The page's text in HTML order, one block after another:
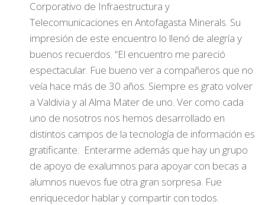
Corporativo de Infraestructura y
Telecomunicaciones en Antofagasta Minerals. Su
impresión de este encuentro lo llenó de alegría y
buenos recuerdos. “El encuentro me pareció
espectacular. Fue bueno ver a compañeros que no
veía hace más de 30 años. Siempre es grato volver
a Valdivia y al Alma Mater de uno. Ver como cada
uno de nosotros nos hemos desarrollado en
distintos campos de la tecnología de información es
gratificante. Enterarme además que hay un grupo
de apoyo de exalumnos para apoyar con becas a
alumnos nuevos fue otra gran sorpresa. Fue
enriquecedor hablar y compartir con todos.